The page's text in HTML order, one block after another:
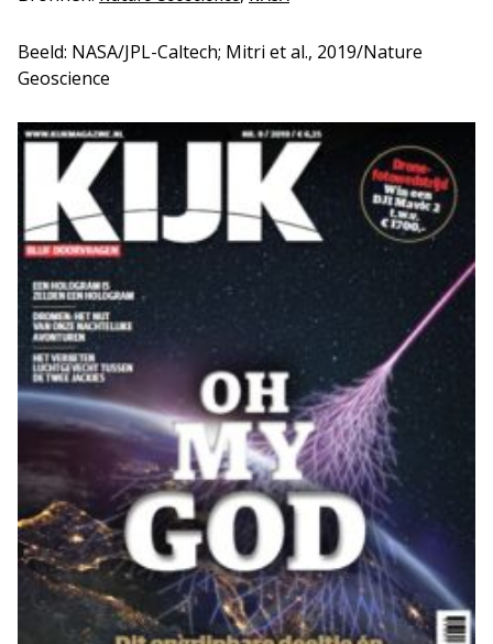
Beeld: NASA/JPL-Caltech; Mitri et al., 2019/Nature
Geoscience